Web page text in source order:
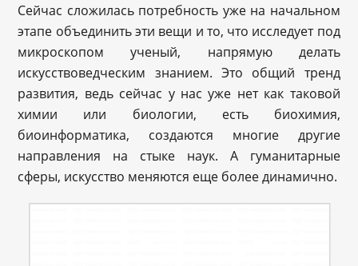
Сейчас сложилась потребность уже на начальном
этапе объединить эти вещи и то, что исследует под
микроскопом ученый, напрямую делать
искусствоведческим знанием. Это общий тренд
развития, ведь сейчас у нас уже нет как таковой
химии или биологии, есть биохимия,
биоинформатика, создаются многие другие
направления на стыке наук. А гуманитарные
сферы, искусство меняются еще более динамично.